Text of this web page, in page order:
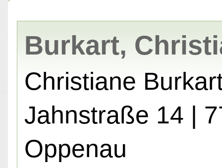
Burkart,
Christiane
Jahnstraße 14 |
Oppenau